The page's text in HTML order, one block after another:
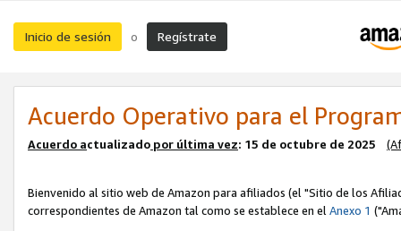
Inicio de sesión o Regístrate
Acuerdo Operativo para el
Acuerdo actualizado por última vez: 15 de octubre de 2025
Bienvenido al sitio web de Amazon para afiliados (el "Sitio de los
correspondientes de Amazon tal como se establece en elAnexo 1